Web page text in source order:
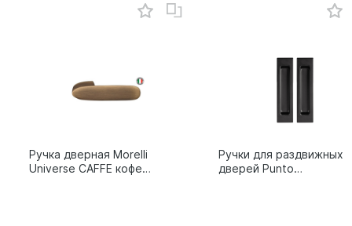
Ручка дверная Morelli
Universe CAFFE кофе
Ручки для раздвижных
дверей Punto